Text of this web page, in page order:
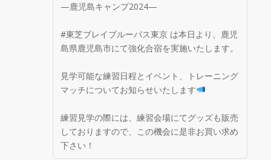
—鹿児島キャンプ2024—
#東芝ブレイブルーパス東京 は本日より、鹿児
島県鹿児島市にて強化合宿を実施いたします。
見学可能な練習日程とイベント、トレーニング
マッチについてお知らせいたします
練習見学の際には、練習会場にてグッズも販売
しておりますので、この機会に是非お買い求め
下さい！